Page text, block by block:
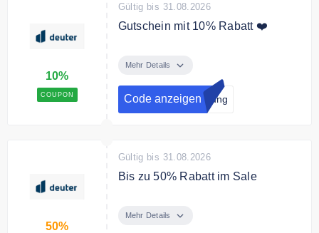
10%
COUPON
Gültig bis 31.08.2026
Gutschein mit 10% Rabatt ❤️
deinen exklusiven 10 %-
Gutscheincode für deine nächste
Bestellung!
Mehr Details
Code anzeigen dung
50%
Gültig bis 31.08.2026
Bis zu 50% Rabatt im Sale
ausgewählte dueter Modelle im
Mehr Details